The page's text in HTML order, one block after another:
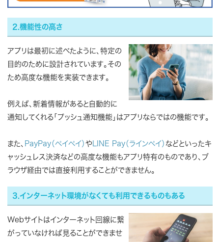
2.機能性の高さ
アプリは最初に述べたように、特定の
目的のために設計されています。その
ため高度な機能を実装できます。
例えば、新着情報があると自動的に
通知してくれる「プッシュ通知機能」はアプリならではの機能です。
また、 PayPay（ペイペイ） や LINE Pay（ラインペイ） などといったキ
ャッシュレス決済などの高度な機能もアプリ特有のものであり、ブ
ラウザ経由では直接利用することができません。
3.インターネット環境がなくても利用できるものもある
Webサイトはインターネット回線に繋
がっていなければ見ることができませ